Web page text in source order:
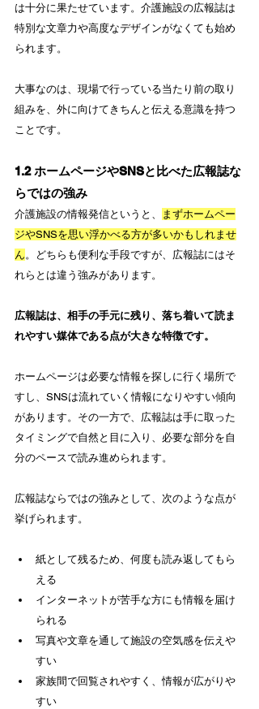
は十分に果たせています。介護施設の広報誌は
特別な文章力や高度なデザインがなくても始め
られます。
大事なのは、現場で行っている当たり前の取り
組みを、外に向けてきちんと伝える意識を持つ
ことです。
1.2 ホームページやSNSと比べた広報誌な
らではの強み
介護施設の情報発信というと、
まずホームペー
ジやSNSを思い浮かべる方が多いかもしれませ
ん 。どちらも便利な手段ですが、広報誌にはそ
れらとは違う強みがあります。
広報誌は、相手の手元に残り、落ち着いて読ま
れやすい媒体である点が大きな特徴です。
ホームページは必要な情報を探しに行く場所で
すし、SNSは流れていく情報になりやすい傾向
があります。その一方で、広報誌は手に取った
タイミングで自然と目に入り、必要な部分を自
分のペースで読み進められます。
広報誌ならではの強みとして、次のような点が
挙げられます。
紙として残るため、何度も読み返してもら
える
インターネットが苦手な方にも情報を届け
られる
写真や文章を通して施設の空気感を伝えや
すい
家族間で回覧されやすく、情報が広がりや
すい